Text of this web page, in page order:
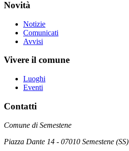
Novità
Notizie
Comunicati
Avvisi
Vivere il comune
Luoghi
Eventi
Contatti
Comune di Semestene
Piazza Dante 14 - 07010 Semestene (SS)